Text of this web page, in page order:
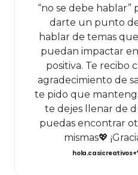
“no se debe hablar”
darte un punto
hablar de temas
puedan impactar
positiva. Te recibo
agradecimiento de
te pido que
te dejes llenar de
puedas encontrar
mismas💖